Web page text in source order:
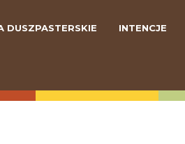
DUSZPASTERSKIE INTENCJE